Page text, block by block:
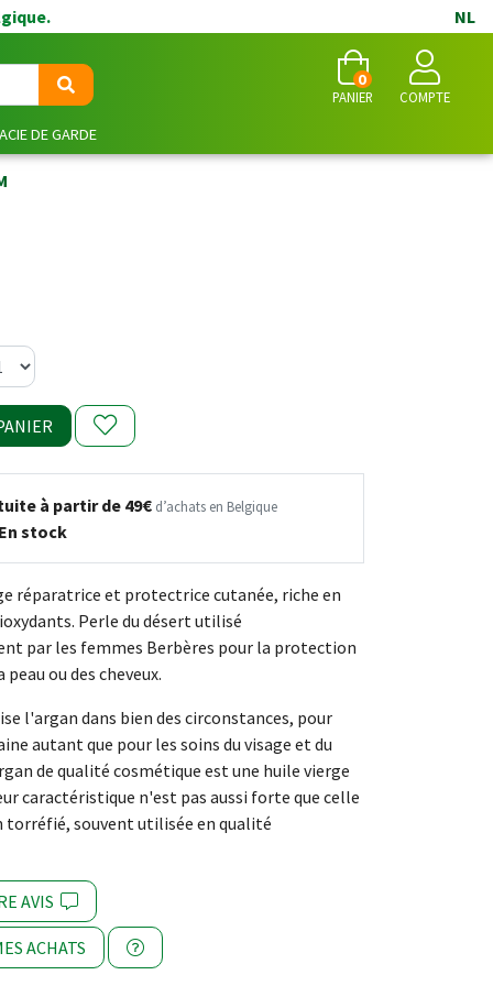
NL
PANIER
0
COMPTE
DE GARDE
à partir de 49€ d’achats en Belgique
En stock
réparatrice et protectrice cutanée, riche en
Perle du désert utilisé
par les femmes Berbères pour la protection
ou des cheveux.
l'argan dans bien des circonstances, pour
autant que pour les soins du visage et du
de qualité cosmétique est une huile vierge
caractéristique n'est pas aussi forte que celle
torréfié, souvent utilisée en qualité
AVIS
ACHATS